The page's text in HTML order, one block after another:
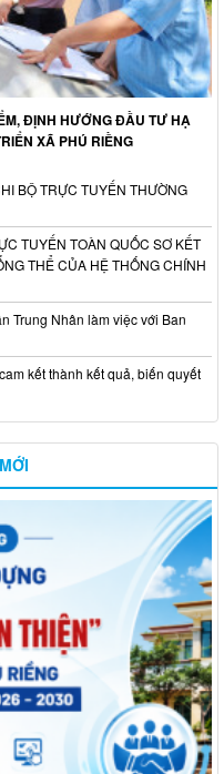
ĐỊNH HƯỚNG ĐẦU TƯ HẠ
XÃ PHÚ RIỀNG
BỘ TRỰC TUYẾN THƯỜNG
TUYẾN TOÀN QUỐC SƠ KẾT
THỂ CỦA HỆ THỐNG CHÍNH
Trung Nhân làm việc với Ban
kết thành kết quả, biến quyết